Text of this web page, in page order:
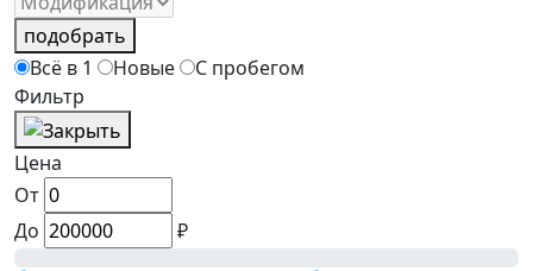
подобрать
Всё в 1
Новые
С пробегом
Фильтр
Цена
От
До
₽